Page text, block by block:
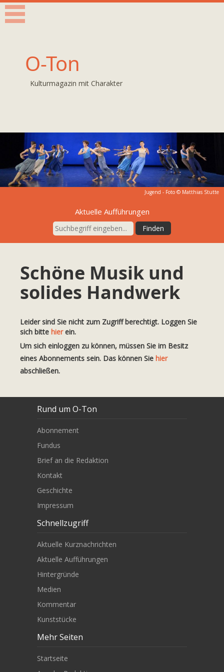
O-Ton
Kulturmagazin mit Charakter
Jugend - Foto © Matthias Stutte
Aktuelle Aufführungen
Schöne Musik und
solides Handwerk
Leider sind Sie nicht zum Zugriff berechtigt. Loggen Sie
sich bitte hierein.
Um sich einloggen zu können, müssen Sie im Besitz
eines Abonnements sein. Das können Sie hier
abschließen.
Rund um O-Ton
Abonnement
Fundus
Brief an die Redaktion
Kontakt
Geschichte
Impressum
Schnellzugriff
Aktuelle Kurznachrichten
Aktuelle Aufführungen
Hintergründe
Medien
Kommentar
Kunststücke
Mehr Seiten
Startseite